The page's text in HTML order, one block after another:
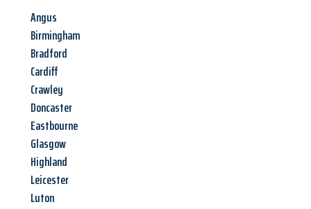
Angus
Birmingham
Bradford
Cardiff
Crawley
Doncaster
Eastbourne
Glasgow
Highland
Leicester
Luton